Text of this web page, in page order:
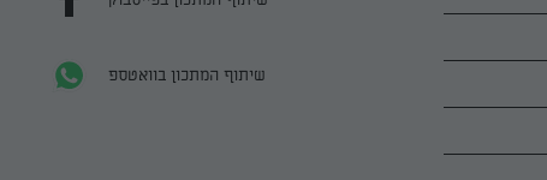
שיתוף המתכון בוואטספ